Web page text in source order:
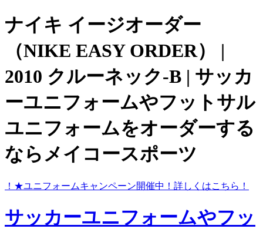
ナイキ イージオーダー
（NIKE EASY ORDER） |
2010 クルーネック-B | サッカ
ーユニフォームやフットサル
ユニフォームをオーダーする
ならメイコースポーツ
★ユニフォームキャンペーン開催中！ 詳しくはこちら！
サッカーユニフォームやフッ